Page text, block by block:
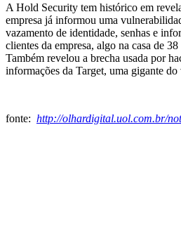
A Hold Security tem histórico em
empresa já informou uma
vazamento de identidade, senhas e
clientes da empresa, algo na casa de
Também revelou a brecha usada por
informações da Target, uma gigante
fonte: http://olhardigital.uol.com.br/